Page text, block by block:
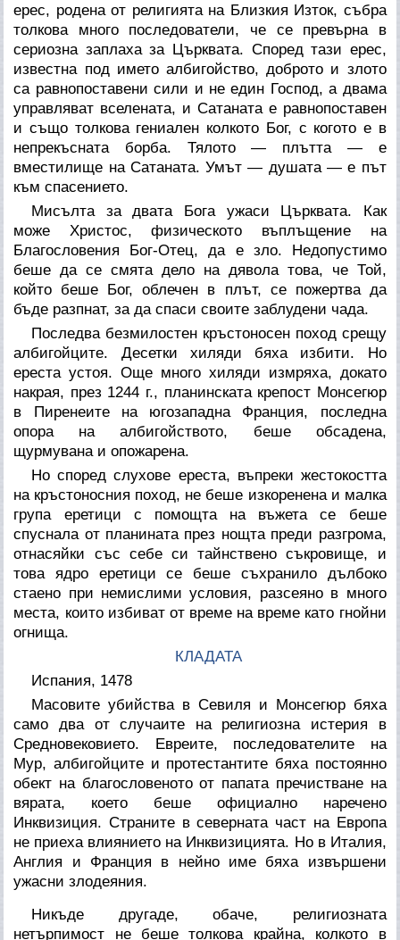
ерес, родена от религията на Близкия Изток, събра
толкова много последователи, че се превърна в
сериозна заплаха за Църквата. Според тази ерес,
известна под името албигойство, доброто и злото
са равнопоставени сили и не един Господ, а двама
управляват вселената, и Сатаната е равнопоставен
и също толкова гениален колкото Бог, с когото е в
непрекъсната борба. Тялото — плътта — е
вместилище на Сатаната. Умът — душата — е път
към спасението.
Мисълта за двата Бога ужаси Църквата. Как
може Христос, физическото въплъщение на
Благословения Бог-Отец, да е зло. Недопустимо
беше да се смята дело на дявола това, че Той,
който беше Бог, облечен в плът, се пожертва да
бъде разпнат, за да спаси своите заблудени чада.
Последва безмилостен кръстоносен поход срещу
албигойците. Десетки хиляди бяха избити. Но
ереста устоя. Още много хиляди измряха, докато
накрая, през 1244 г., планинската крепост Монсегюр
в Пиренеите на югозападна Франция, последна
опора на албигойството, беше обсадена,
щурмувана и опожарена.
Но според слухове ереста, въпреки жестокостта
на кръстоносния поход, не беше изкоренена и малка
група еретици с помощта на въжета се беше
спуснала от планината през нощта преди разгрома,
отнасяйки със себе си тайнствено съкровище, и
това ядро еретици се беше съхранило дълбоко
стаено при немислими условия, разсеяно в много
места, които избиват от време на време като гнойни
огнища.
КЛАДАТА
Испания, 1478
Масовите убийства в Севиля и Монсегюр бяха
само два от случаите на религиозна истерия в
Средновековието. Евреите, последователите на
Мур, албигойците и протестантите бяха постоянно
обект на благословеното от папата пречистване на
вярата, което беше официално наречено
Инквизиция. Страните в северната част на Европа
не приеха влиянието на Инквизицията. Но в Италия,
Англия и Франция в нейно име бяха извършени
ужасни злодеяния.
Никъде другаде, обаче, религиозната
нетърпимост не беше толкова крайна, колкото в